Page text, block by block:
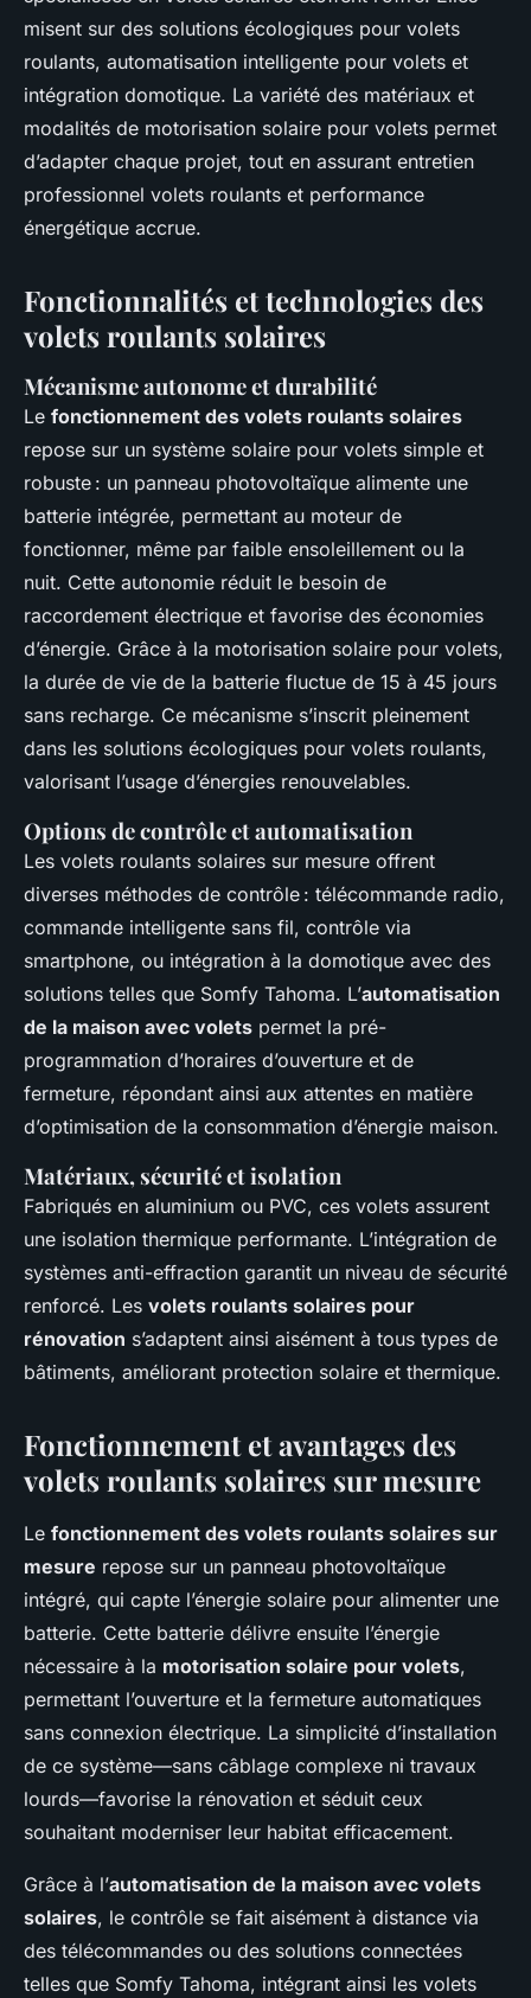
misent sur des solutions écologiques pour volets
roulants, automatisation intelligente pour volets et
intégration domotique. La variété des matériaux et
modalités de motorisation solaire pour volets permet
d’adapter chaque projet, tout en assurant entretien
professionnel volets roulants et performance
énergétique accrue.
Fonctionnalités et technologies des
volets roulants solaires
Mécanisme autonome et durabilité
Le fonctionnement des volets roulants solaires
repose sur un système solaire pour volets simple et
robuste : un panneau photovoltaïque alimente une
batterie intégrée, permettant au moteur de
fonctionner, même par faible ensoleillement ou la
nuit. Cette autonomie réduit le besoin de
raccordement électrique et favorise des économies
d’énergie. Grâce à la motorisation solaire pour volets,
la durée de vie de la batterie fluctue de 15 à 45 jours
sans recharge. Ce mécanisme s’inscrit pleinement
dans les solutions écologiques pour volets roulants,
valorisant l’usage d’énergies renouvelables.
Options de contrôle et automatisation
Les volets roulants solaires sur mesure offrent
diverses méthodes de contrôle : télécommande radio,
commande intelligente sans fil, contrôle via
smartphone, ou intégration à la domotique avec des
solutions telles que Somfy Tahoma. L’automatisation
de la maison avec volets permet la pré-
programmation d’horaires d’ouverture et de
fermeture, répondant ainsi aux attentes en matière
d’optimisation de la consommation d’énergie maison.
Matériaux, sécurité et isolation
Fabriqués en aluminium ou PVC, ces volets assurent
une isolation thermique performante. L’intégration de
systèmes anti-effraction garantit un niveau de sécurité
renforcé. Les volets roulants solaires pour
rénovation s’adaptent ainsi aisément à tous types de
bâtiments, améliorant protection solaire et thermique.
Fonctionnement et avantages des
volets roulants solaires sur mesure
Le fonctionnement des volets roulants solaires sur
mesure repose sur un panneau photovoltaïque
intégré, qui capte l’énergie solaire pour alimenter une
batterie. Cette batterie délivre ensuite l’énergie
nécessaire à la motorisation solaire pour volets,
permettant l’ouverture et la fermeture automatiques
sans connexion électrique. La simplicité d’installation
de ce système—sans câblage complexe ni travaux
lourds—favorise la rénovation et séduit ceux
souhaitant moderniser leur habitat efficacement.
Grâce à l’automatisation de la maison avec volets
solaires, le contrôle se fait aisément à distance via
des télécommandes ou des solutions connectées
telles que Somfy Tahoma, intégrant ainsi les volets